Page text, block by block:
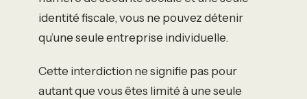
identité fiscale, vous ne pouvez détenir
qu’une seule entreprise individuelle.
Cette interdiction ne signifie pas pour
autant que vous êtes limité à une seule